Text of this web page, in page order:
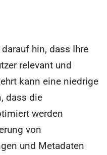
hin, dass Ihre
relevant und
kann eine niedrige
dass die
werden
von
und Metadaten